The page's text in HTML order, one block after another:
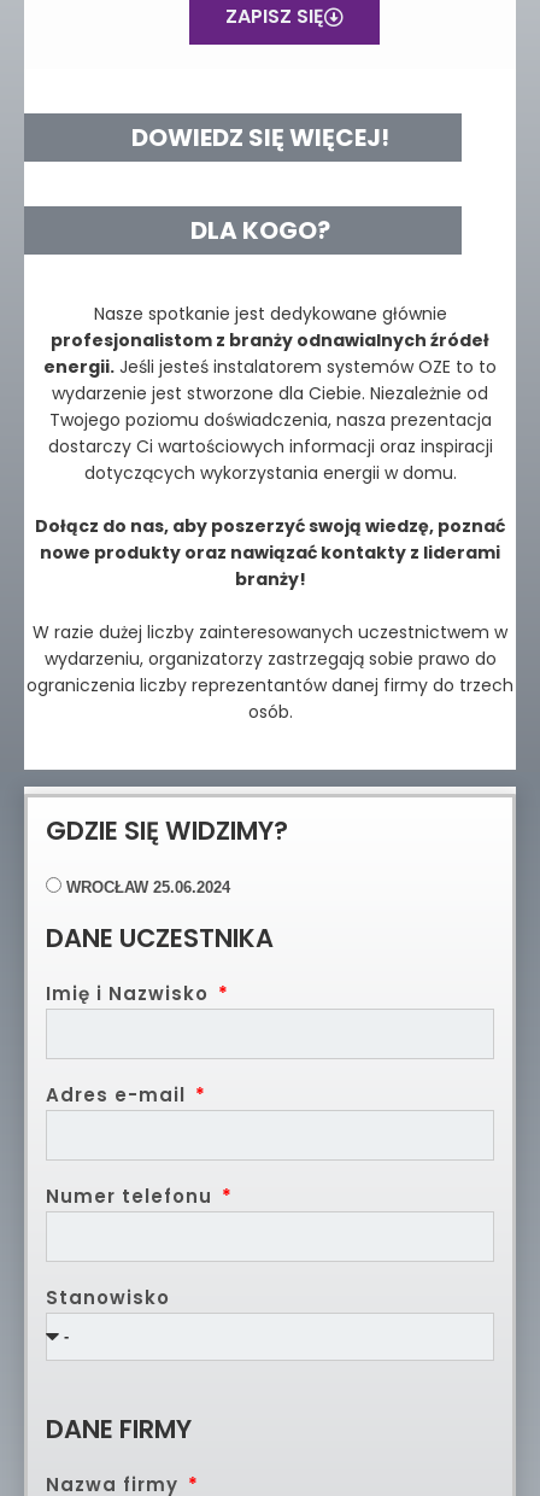
ZAPISZ SIĘ
DOWIEDZ SIĘ WIĘCEJ!
DLA KOGO?
Nasze spotkanie jest dedykowane głównie
profesjonalistom z branży odnawialnych źródeł
energii. Jeśli jesteś instalatorem systemów OZE to to
wydarzenie jest stworzone dla Ciebie. Niezależnie od
Twojego poziomu doświadczenia, nasza prezentacja
dostarczy Ci wartościowych informacji oraz inspiracji
dotyczących wykorzystania energii w domu.
Dołącz do nas, aby poszerzyć swoją wiedzę, poznać
nowe produkty oraz nawiązać kontakty z liderami
branży!
W razie dużej liczby zainteresowanych uczestnictwem w
wydarzeniu, organizatorzy zastrzegają sobie prawo do
ograniczenia liczby reprezentantów danej firmy do trzech
osób.
GDZIE SIĘ WIDZIMY?
WROCŁAW 25.06.2024
DANE UCZESTNIKA
Imię i Nazwisko
Adres e-mail
Numer telefonu
Stanowisko
DANE FIRMY
Nazwa firmy